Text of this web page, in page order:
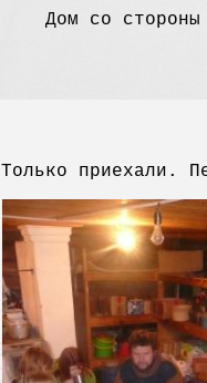
Дом со
Только приехали.